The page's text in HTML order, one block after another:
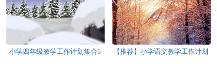
小学四年级教学工作计划集合6
【推荐】小学语文教学工作计划